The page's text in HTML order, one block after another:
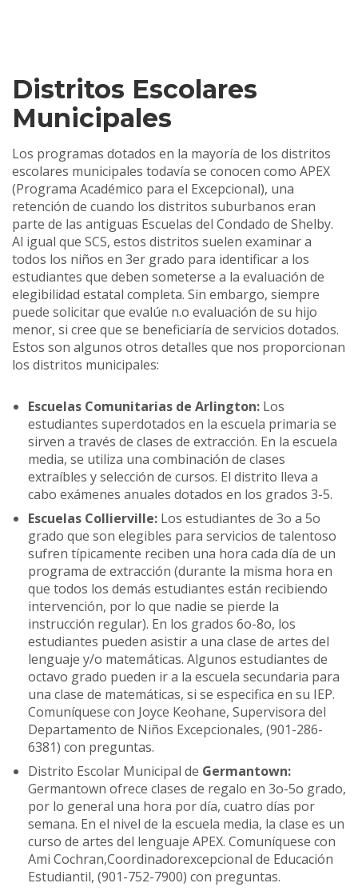
Distritos Escolares
Municipales
Los programas dotados en la mayoría de los distritos
escolares municipales todavía se conocen como APEX
(Programa Académico para el Excepcional), una
retención de cuando los distritos suburbanos eran
parte de las antiguas Escuelas del Condado de Shelby.
Al igual que SCS, estos distritos suelen examinar a
todos los niños en 3er grado para identificar a los
estudiantes que deben someterse a la evaluación de
elegibilidad estatal completa. Sin embargo, siempre
puede solicitar que evalúe n.o evaluación de su hijo
menor, si cree que se beneficiaría de servicios dotados.
Estos son algunos otros detalles que nos proporcionan
los distritos municipales:
Escuelas Comunitarias de Arlington: Los
estudiantes superdotados en la escuela primaria se
sirven a través de clases de extracción. En la escuela
media, se utiliza una combinación de clases
extraíbles y selección de cursos. El distrito lleva a
cabo exámenes anuales dotados en los grados 3-5.
Escuelas Collierville: Los estudiantes de 3o a 5o
grado que son elegibles para servicios de talentoso
sufren típicamente reciben una hora cada día de un
programa de extracción (durante la misma hora en
que todos los demás estudiantes están recibiendo
intervención, por lo que nadie se pierde la
instrucción regular). En los grados 6o-8o, los
estudiantes pueden asistir a una clase de artes del
lenguaje y/o matemáticas. Algunos estudiantes de
octavo grado pueden ir a la escuela secundaria para
una clase de matemáticas, si se especifica en su IEP.
Comuníquese con Joyce Keohane, Supervisora del
Departamento de Niños Excepcionales, (901-286-
6381) con preguntas.
Distrito Escolar Municipal de Germantown:
Germantown ofrece clases de regalo en 3o-5o grado,
por lo general una hora por día, cuatro días por
semana. En el nivel de la escuela media, la clase es un
curso de artes del lenguaje APEX. Comuníquese con
Ami Cochran,Coordinadorexcepcional de Educación
Estudiantil, (901-752-7900) con preguntas.